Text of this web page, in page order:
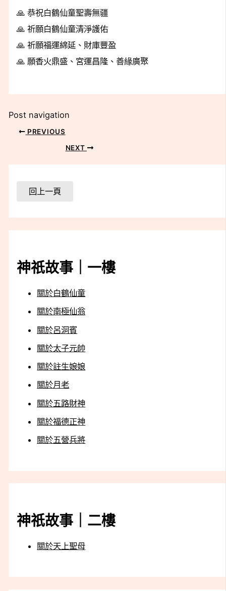
神祇故事｜一樓
關於白鶴仙童
關於南極仙翁
關於呂洞賓
關於太子元帥
關於註生娘娘
關於月老
關於五路財神
關於福德正神
關於五營兵將
神祇故事｜二樓
關於天上聖母
🙏 恭祝白鶴仙童聖壽無疆
🙏 祈願白鶴仙童清淨護佑
🙏 祈願福運綿延、財庫豐盈
🙏 願香火鼎盛、宮運昌隆、善緣廣聚
Post navigation
PREVIOUS
NEXT